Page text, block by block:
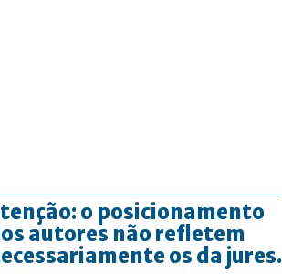
o posicionamento
autores não refletem
os da jures.